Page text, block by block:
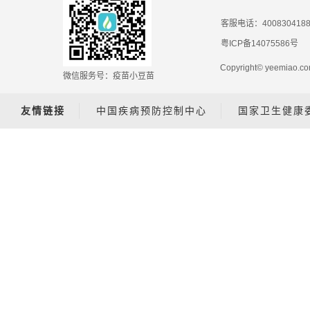
微信服务号：疫苗小豆苗
客服电话：4008304188
粤ICP备14075586号
Copyright©
友情链接 中国疾病预防控制中心 国家卫生健康